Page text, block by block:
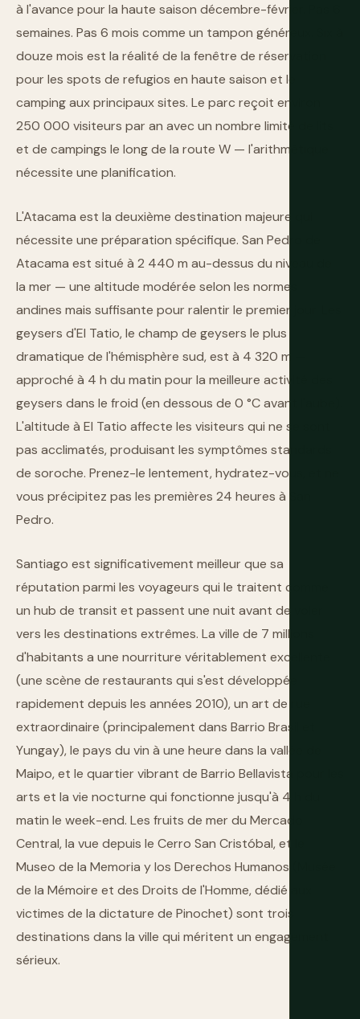
à l'avance pour la haute saison décembre-février. Pas 6
semaines. Pas 6 mois comme un tampon généreux. Six à
douze mois est la réalité de la fenêtre de réservation
pour les spots de refugios en haute saison et le
camping aux principaux sites. Le parc reçoit environ
250 000 visiteurs par an avec un nombre limité de lits
et de campings le long de la route W — l'arithmétique
nécessite une planification.
L'Atacama est la deuxième destination majeure qui
nécessite une préparation spécifique. San Pedro de
Atacama est situé à 2 440 m au-dessus du niveau de
la mer — une altitude modérée selon les normes
andines mais suffisante pour ralentir le premier jour. Les
geysers d'El Tatio, le champ de geysers le plus
dramatique de l'hémisphère sud, est à 4 320 m —
approché à 4 h du matin pour la meilleure activité des
geysers dans le froid (en dessous de 0 °C avant l'aube).
L'altitude à El Tatio affecte les visiteurs qui ne se sont
pas acclimatés, produisant les symptômes standards
de soroche. Prenez-le lentement, hydratez-vous, et ne
vous précipitez pas les premières 24 heures à San
Pedro.
Santiago est significativement meilleur que sa
réputation parmi les voyageurs qui le traitent comme
un hub de transit et passent une nuit avant de voler
vers les destinations extrêmes. La ville de 7 millions
d'habitants a une nourriture véritablement excellente
(une scène de restaurants qui s'est développée
rapidement depuis les années 2010), un art de rue
extraordinaire (principalement dans Barrio Brasil et
Yungay), le pays du vin à une heure dans la vallée de
Maipo, et le quartier vibrant de Barrio Bellavista pour les
arts et la vie nocturne qui fonctionne jusqu'à 4 h du
matin le week-end. Les fruits de mer du Mercado
Central, la vue depuis le Cerro San Cristóbal, et le
Museo de la Memoria y los Derechos Humanos (Musée
de la Mémoire et des Droits de l'Homme, dédié aux
victimes de la dictature de Pinochet) sont trois
destinations dans la ville qui méritent un engagement
sérieux.